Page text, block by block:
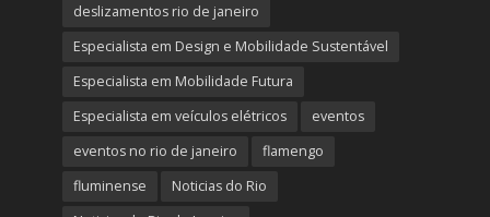
deslizamentos rio de janeiro
Especialista em Design e Mobilidade Sustentável
Especialista em Mobilidade Futura
Especialista em veículos elétricos
eventos
eventos no rio de janeiro
flamengo
fluminense
Noticias do Rio